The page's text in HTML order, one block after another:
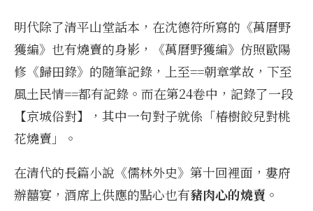
明代除了清平山堂話本，在沈德符所寫的《萬曆野
獲編》也有燒賣的身影，《萬曆野獲編》仿照歐陽
修《歸田錄》的隨筆記錄，上至==朝章掌故，下至
風土民情==都有記錄。而在第24卷中，記錄了一段
【京城俗對】，其中一句對子就係「椿樹餃兒對桃
花燒賣」。
在清代的長篇小說《儒林外史》第十回裡面，婁府
辦囍宴，酒席上供應的點心也有豬肉心的燒賣 。